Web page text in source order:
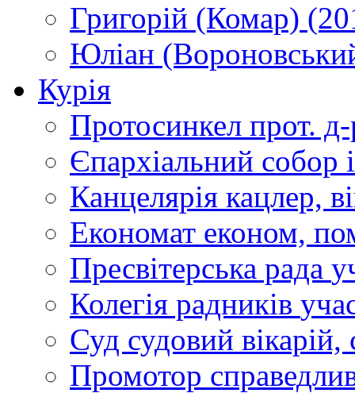
Григорій (Комар)
Юліан
Курія
Протосинкел прот.
Єпархіальний собор
Канцелярія кацлер,
Економат економ,
Пресвітерська рада
Колегія радників
Суд судовий вікарій,
Промотор